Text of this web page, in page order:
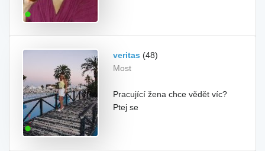
veritas (48)
Most
Pracující žena chce vědět víc?
Ptej se